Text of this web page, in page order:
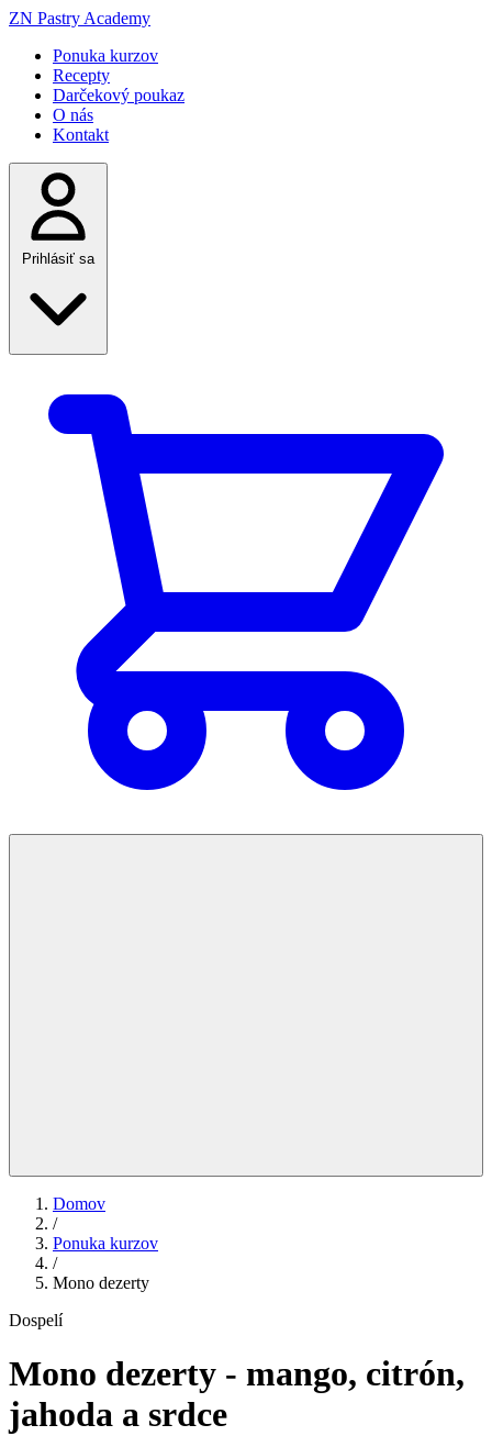
ZN Pastry Academy
Ponuka kurzov
Recepty
Darčekový poukaz
O nás
Kontakt
Prihlásiť sa
Domov
/
Ponuka kurzov
/
Mono dezerty
Dospelí
Mono dezerty - mango, citrón,
jahoda a srdce